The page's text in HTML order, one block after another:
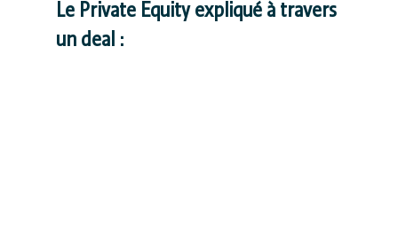
Le Private Equity expliqué à travers
un deal :